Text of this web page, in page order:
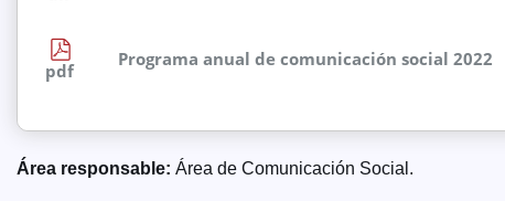
pdf
Programa anual de comunicación social 2022
Área responsable: Área de Comunicación Social.